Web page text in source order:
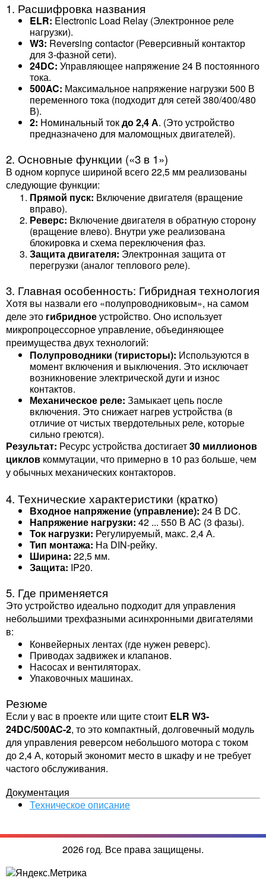
1. Расшифровка названия
ELR: Electronic Load Relay (Электронное реле
нагрузки).
W3: Reversing contactor (Реверсивный контактор
для 3-фазной сети).
24DC: Управляющее напряжение 24 В постоянного
тока.
500AC: Максимальное напряжение нагрузки 500 В
переменного тока (подходит для сетей 380/400/480
В).
2: Номинальный токдо 2,4 А. (Это устройство
предназначено для маломощных двигателей).
2. Основные функции («3 в 1»)
В одном корпусе шириной всего 22,5 мм реализованы
следующие функции:
Прямой пуск: Включение двигателя (вращение
вправо).
Реверс: Включение двигателя в обратную сторону
(вращение влево). Внутри уже реализована
блокировка и схема переключения фаз.
Защита двигателя: Электронная защита от
перегрузки (аналог теплового реле).
3. Главная особенность: Гибридная технология
Хотя вы назвали его «полупроводниковым», на самом
деле это гибридноеустройство. Оно использует
микропроцессорное управление, объединяющее
преимущества двух технологий:
Полупроводники (тиристоры): Используются в
момент включения и выключения. Это исключает
возникновение электрической дуги и износ
контактов.
Механическое реле: Замыкает цепь после
включения. Это снижает нагрев устройства (в
отличие от чистых твердотельных реле, которые
сильно греются).
Результат: Ресурс устройства достигает30 миллионов
циклов коммутации, что примерно в 10 раз больше, чем
у обычных механических контакторов.
4. Технические характеристики (кратко)
Входное напряжение (управление): 24 В DC.
Напряжение нагрузки: 42 ... 550 В AC (3 фазы).
Ток нагрузки: Регулируемый, макс. 2,4 А.
Тип монтажа: На DIN-рейку.
Ширина: 22,5 мм.
Защита: IP20.
5. Где применяется
Это устройство идеально подходит для управления
небольшими трехфазными асинхронными двигателями
в:
Конвейерных лентах (где нужен реверс).
Приводах задвижек и клапанов.
Насосах и вентиляторах.
Упаковочных машинах.
Резюме
Если у вас в проекте или щите стоит ELR W3-
24DC/500AC-2, то это компактный, долговечный модуль
для управления реверсом небольшого мотора с током
до 2,4 А, который экономит место в шкафу и не требует
частого обслуживания.
Документация
Техническое описание
2026 год. Все права защищены.